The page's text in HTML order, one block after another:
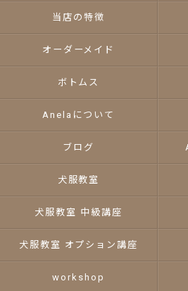
当店の特徴
オーダーメイド
ボトムス
Anelaについて
ブログ
犬服教室
犬服教室 中級講座
犬服教室 オプション講座
workshop